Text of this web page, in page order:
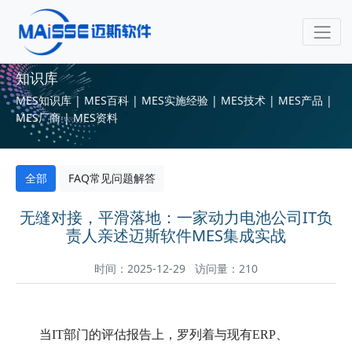
知识库
MES知识库 | MES百科 | MES实施经验 | MES技术 | MES产品 |
MES厂商 | MES资料
全部 FAQ常见问题解答
无缝对接，平滑落地：一家动力电池公司IT负
责人亲述迈斯软件MES集成实战
时间：2025-12-29 访问量：210
当IT部门的评估报告上，罗列着与现有ERP、